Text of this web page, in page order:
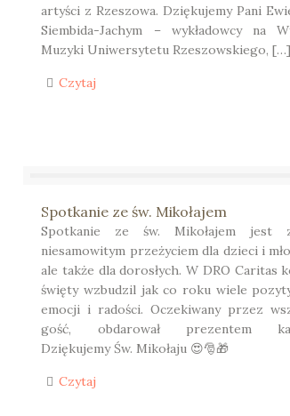
artyści z Rzeszowa. Dziękujemy Pani
Siembida-Jachym – wykładowcy na
Muzyki Uniwersytetu Rzeszowskiego, […]
Czytaj
Spotkanie ze św. Mikołajem
Spotkanie ze św. Mikołajem jest
niesamowitym przeżyciem dla dzieci i
ale także dla dorosłych. W DRO Caritas
święty wzbudzil jak co roku wiele
emocji i radości. Oczekiwany przez
gość, obdarował prezentem
Dziękujemy Św. Mikołaju 😍🎅🎁
Czytaj